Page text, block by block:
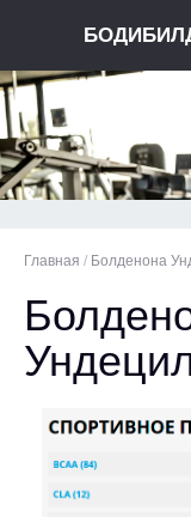
Главная / Болденона